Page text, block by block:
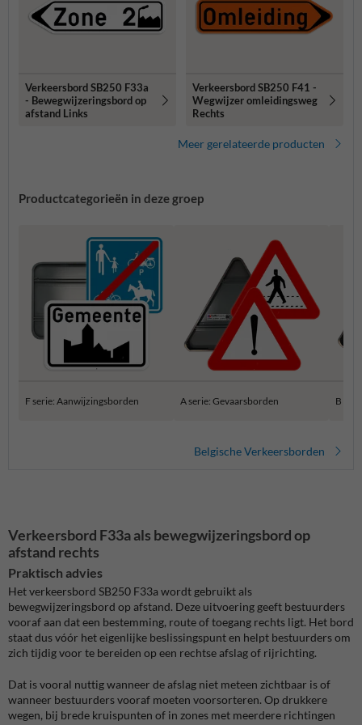
Verkeersbord SB250 F33a
- Bewegwijzeringsbord op
afstand Links
Verkeersbord SB250 F41 -
Wegwijzer omleidingsweg
Rechts
Meer gerelateerde producten
Productcategorieën in deze groep
F serie: Aanwijzingsborden A serie: Gevaarsborden B
Belgische Verkeersborden
Verkeersbord F33a als bewegwijzeringsbord op
afstand rechts
Praktisch advies
Het verkeersbord SB250 F33a wordt gebruikt als
bewegwijzeringsbord op afstand. Deze uitvoering geeft bestuurders
vooraf aan dat een bestemming, route of toegang rechts ligt. Het bord
staat dus vóór het eigenlijke beslissingspunt en helpt bestuurders om
zich tijdig voor te bereiden op een rechtse afslag of rijrichting.
Dat is vooral nuttig wanneer de afslag niet meteen zichtbaar is of
wanneer bestuurders vooraf moeten voorsorteren. Op drukkere
wegen, bij brede kruispunten of in zones met meerdere richtingen